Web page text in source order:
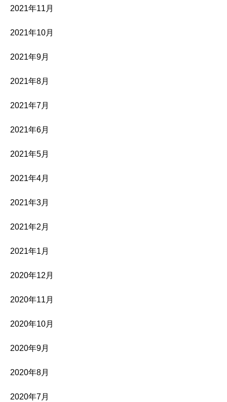
2021年11月
2021年10月
2021年9月
2021年8月
2021年7月
2021年6月
2021年5月
2021年4月
2021年3月
2021年2月
2021年1月
2020年12月
2020年11月
2020年10月
2020年9月
2020年8月
2020年7月